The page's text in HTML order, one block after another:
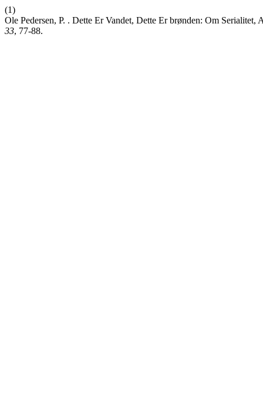
(1)
Ole Pedersen, P. . Dette Er Vandet, Dette Er brønden: Om
33, 77-88.